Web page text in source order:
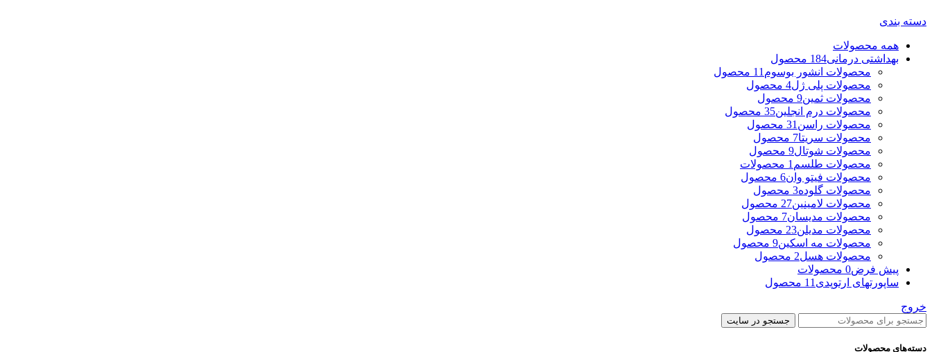
دسته بندی
همه محصولات
بهداشتی درمانی184 محصول
محصولات انشور بوسوم 11 محصول
محصولات پلی ژل4 محصول
محصولات ثمین9 محصول
محصولات درم انجلین35 محصول
محصولات راسن 31 محصول
محصولات سریتا7 محصول
محصولات شوتال9 محصول
محصولات طلسم 1 محصولات
محصولات فیتو وان6 محصول
محصولات گلوده3 محصول
محصولات لامینین27 محصول
محصولات مدیسان7 محصول
محصولات مدیلن23 محصول
محصولات مه اسکین9 محصول
محصولات هسل2 محصول
پیش فرض0 محصولات
ساپورتهای ارتوپدی 11 محصول
خروج
جستجو در سایت
دسته‌های محصولات